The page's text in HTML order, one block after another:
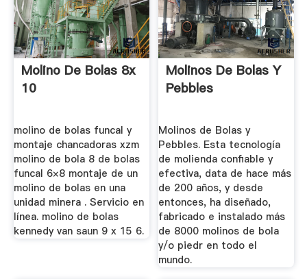
Molino De Bolas 8x
10
molino de bolas funcal y
montaje chancadoras xzm
molino de bola 8 de bolas
funcal 6×8 montaje de un
molino de bolas en una
unidad minera . Servicio en
línea. molino de bolas
kennedy van saun 9 x 15 6.
Molinos De Bolas Y
Pebbles
Molinos de Bolas y
Pebbles. Esta tecnología
de molienda confiable y
efectiva, data de hace más
de 200 años, y desde
entonces, ha diseñado,
fabricado e instalado más
de 8000 molinos de bola
y/o piedr en todo el
mundo.